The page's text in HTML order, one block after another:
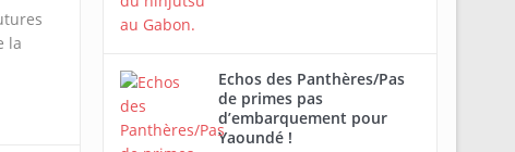
la
Echos des Panthères/Pas
de primes pas
d’embarquement pour
Yaoundé !